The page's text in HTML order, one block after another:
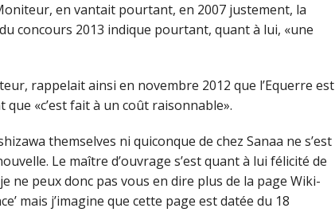
en vantait pourtant, en 2007 justement, la
concours 2013 indique pourtant, quant à lui, «une
rappelait ainsi en novembre 2012 que l’Equerre est
«c’est fait à un coût raisonnable».
themselves ni quiconque de chez Sanaa ne s’est
Le maître d’ouvrage s’est quant à lui félicité de
ne peux donc pas vous en dire plus de la page Wiki-
mais j’imagine que cette page est datée du 18